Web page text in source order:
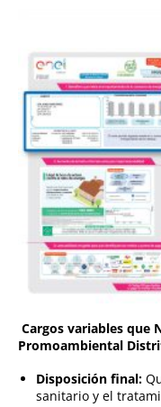
Cargos variables que
Promoambiental
Disposición final:
sanitario y el